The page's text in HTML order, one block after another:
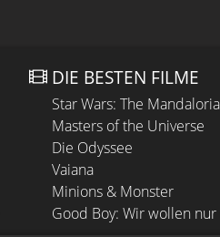
DIE BESTEN FILME
Star Wars: The
Masters of the Universe
Die Odyssee
Vaiana
Minions & Monster
Good Boy: Wir wollen